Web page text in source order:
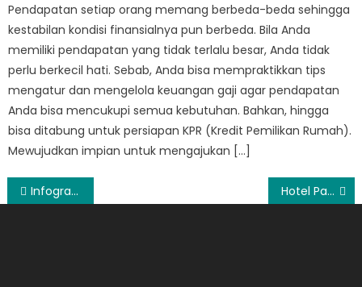
Pendapatan setiap orang memang berbeda-beda sehingga
kestabilan kondisi finansialnya pun berbeda. Bila Anda
memiliki pendapatan yang tidak terlalu besar, Anda tidak
perlu berkecil hati. Sebab, Anda bisa mempraktikkan tips
mengatur dan mengelola keuangan gaji agar pendapatan
Anda bisa mencukupi semua kebutuhan. Bahkan, hingga
bisa ditabung untuk persiapan KPR (Kredit Pemilikan Rumah).
Mewujudkan impian untuk mengajukan […]
Post
Infographic Rumah dot com Hotel Paseban, Hotel Kelas Melati di Garut